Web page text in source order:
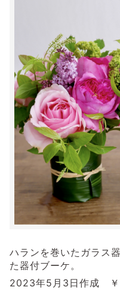
ハランを巻いたガラス
た器付ブーケ。
2023年5月3日作成